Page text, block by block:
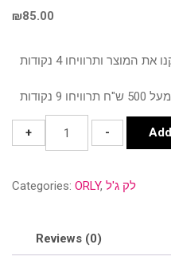
₪85.00
+
30902
CelebritySpotting
-
Categories: ORLY, לק ג'ל
Reviews (0)